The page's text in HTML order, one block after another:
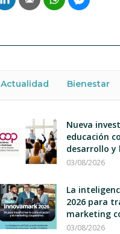
Actualidad Bienestar
Nueva
educación
desarrollo y
03/08/2026
La
2026 para
marketing
03/08/2026